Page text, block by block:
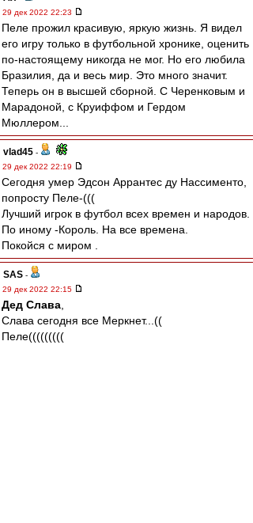
29 дек 2022 22:23
Пеле прожил красивую, яркую жизнь. Я видел
его игру только в футбольной хронике, оценить
по-настоящему никогда не мог. Но его любила
Бразилия, да и весь мир. Это много значит.
Теперь он в высшей сборной. С Черенковым и
Марадоной, с Круиффом и Гердом
Мюллером...
vlad45 -
29 дек 2022 22:19
Сегодня умер Эдсон Аррантес ду Нассименто,
попросту Пеле-(((
Лучший игрок в футбол всех времен и народов.
По иному -Король. На все времена.
Покойся с миром .
SAS -
29 дек 2022 22:15
Дед Слава
Слава сегодня все Меркнет...((
Пеле(((((((((